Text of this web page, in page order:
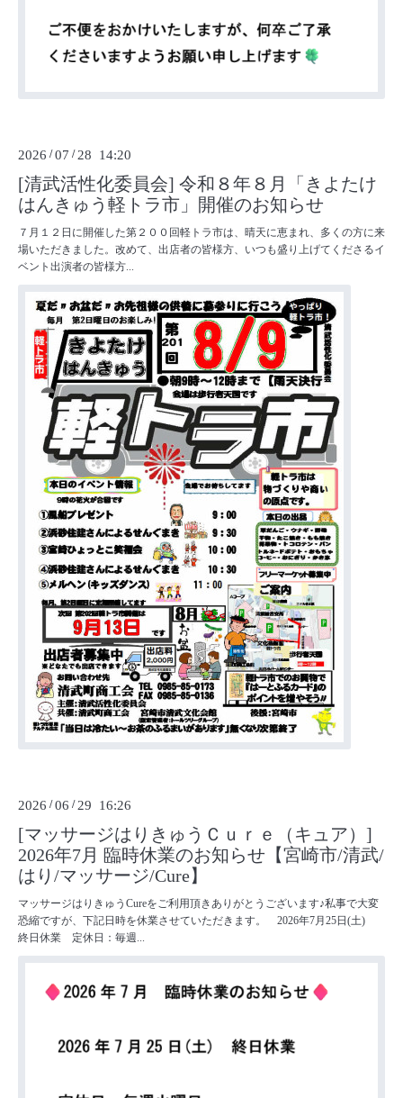
2026 /07 /28 14:20
[清武活性化委員会] 令和８年８月「きよたけ
はんきゅう軽トラ市」開催のお知らせ
７月１２日に開催した第２００回軽トラ市は、晴天に恵まれ、多くの方に来
場いただきました。改めて、出店者の皆様方、いつも盛り上げてくださるイ
ベント出演者の皆様方...
2026 /06 /29 16:26
[マッサージはりきゅうＣｕｒｅ（キュア）]
2026年7月 臨時休業のお知らせ【宮崎市/清武/
はり/マッサージ/Cure】
マッサージはりきゅうCureをご利用頂きありがとうございます♪私事で大変
恐縮ですが、下記日時を休業させていただきます。 2026年7月25日(土)
終日休業 定休日：毎週...